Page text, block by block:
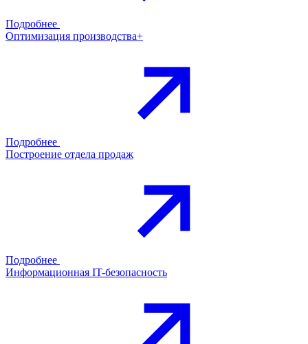
Подробнее
Оптимизация производства+
Подробнее
Построение отдела продаж
Подробнее
Информационная IT-безопасность